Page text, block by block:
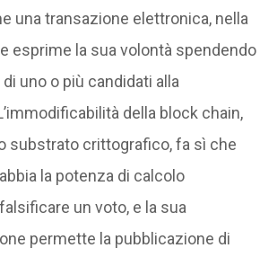
una transazione elettronica, nella
esprime la sua volontà spendendo
uno o più candidati alla
della block chain,
substrato crittografico, fa sì che
la potenza di calcolo
un voto, e la sua
permette la pubblicazione di